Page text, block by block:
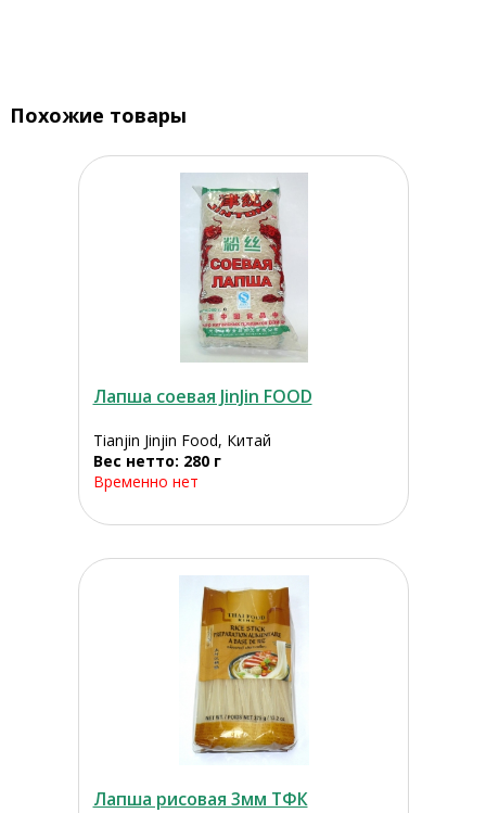
Похожие товары
Лапша соевая JinJin FOOD
Tianjin Jinjin Food, Китай
Вес нетто: 280 г
Временно нет
Лапша рисовая 3мм ТФК